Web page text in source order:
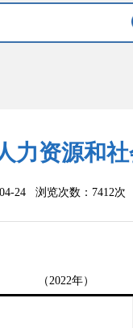
力资源和
24 浏览次数： 7412次
（ 2022年）